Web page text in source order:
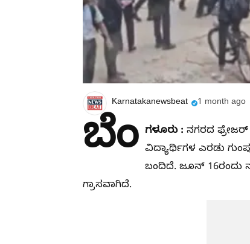
Karnatakanewsbeat 1 month ago
ಬೆಂ ಗಳೂರು : ನಗರದ
ವಿದ್ಯಾರ್ಥಿಗಳ ಎರಡು
ಬಂದಿದೆ. ಜೂನ್
ಗ್ರಾಸವಾಗಿದೆ.